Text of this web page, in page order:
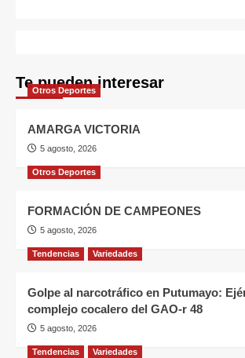
Te pueden interesar
Otros Deportes
AMARGA VICTORIA
5 agosto, 2026
Otros Deportes
FORMACIÓN DE CAMPEONES
5 agosto, 2026
Tendencias Variedades
Golpe al narcotráfico en Putumayo:
complejo cocalero del GAO-r 48
5 agosto, 2026
Tendencias Variedades